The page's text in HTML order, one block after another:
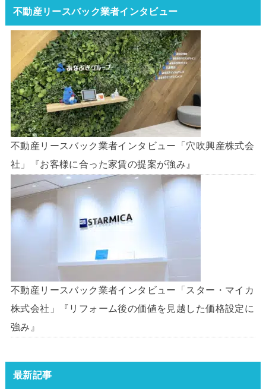
不動産リースバック業者インタビュー
不動産リースバック業者インタビュー「穴吹興産株式会
社」『お客様に合った家賃の提案が強み』
不動産リースバック業者インタビュー「スター・マイカ
株式会社」『リフォーム後の価値を見越した価格設定に
強み』
最新記事